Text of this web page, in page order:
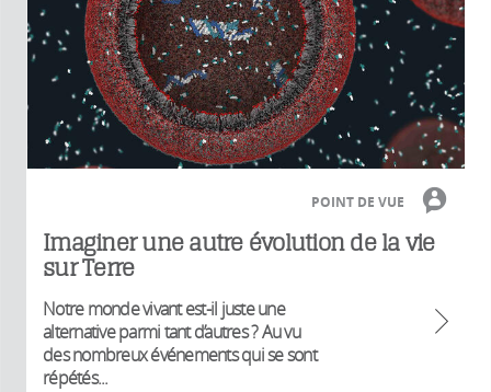
POINT DE VUE
Imaginer une autre évolution de la vie
sur Terre
Notre monde vivant est-il juste une
alternative parmi tant d’autres ? Au vu
des nombreux événements qui se sont
répétés...